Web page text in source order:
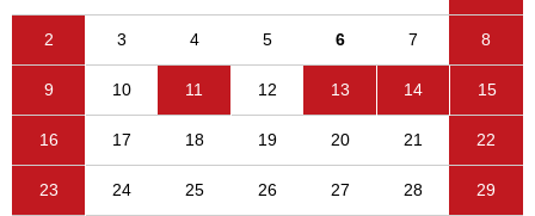
2 3 4 5 6 7 8
9 10 11 12 13 14 15
16 17 18 19 20 21 22
23 24 25 26 27 28 29